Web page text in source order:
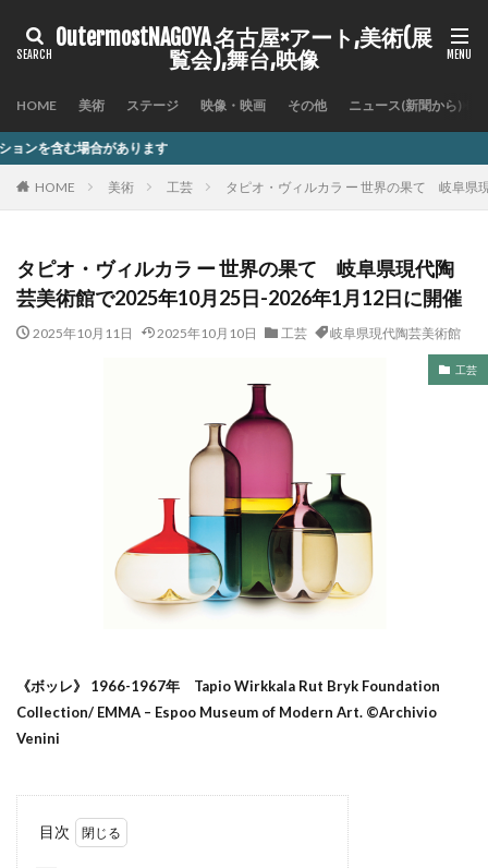
OutermostNAGOYA 名古屋×アート,美術(展
覧会),舞台,映像
HOME 美術 ステージ 映像・映画 その他 ニュース(新聞から)
ます
HOME 美術 工芸 タピオ・ヴィルカラ ー 世界の果て 岐阜県
タピオ・ヴィルカラ ー 世界の果て 岐阜県現代陶
芸美術館で2025年10月25日-2026年1月12日に開催
2025年10月11日 2025年10月10日 工芸 岐阜県現代陶芸美術館
工芸
《ボッレ》 1966-1967年 Tapio Wirkkala Rut Bryk Foundation
Collection/ EMMA – Espoo Museum of Modern Art. ©Archivio
Venini
目次